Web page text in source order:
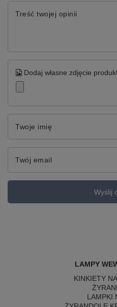
Treść twojej opinii
Dodaj własne zdjęcie
Twoje imię
Twój email
Wyślij
LAMPY
KINKIETY
LAMPKI